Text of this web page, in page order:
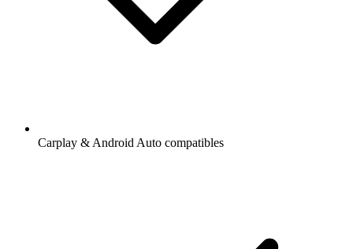
Carplay & Android Auto compatibles